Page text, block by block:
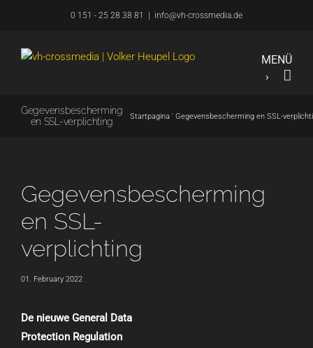
inhoud
0 151 - 25 28 38 81 info@vh-crossmedia.de
Gegevensbescherming
en SSL-verplichting
Startpagina ' Gegevensbescherming en SSL-
Gegevensbescherming
en SSL-
verplichting
01. February 2022
De nieuwe General Data
Protection Regulation